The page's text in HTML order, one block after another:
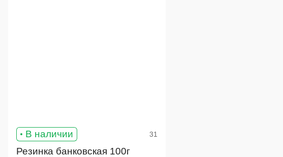
В наличии 31
Резинка банковская 100г